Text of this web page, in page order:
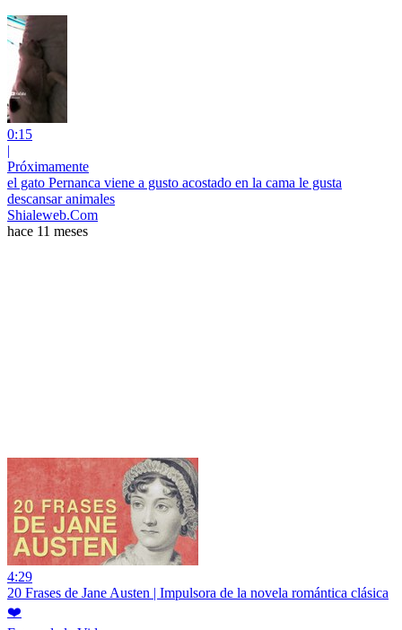
0:15
|
Próximamente
el gato Pernanca viene a gusto acostado en la cama le gusta
descansar animales
Shialeweb.Com
hace 11 meses
4:29
20 Frases de Jane Austen | Impulsora de la novela romántica clásica
❤️